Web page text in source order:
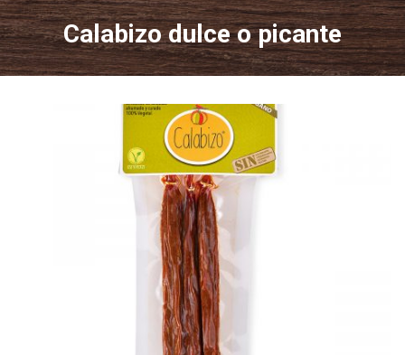
Calabizo dulce o picante